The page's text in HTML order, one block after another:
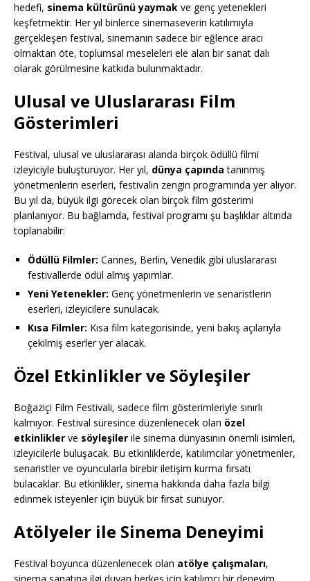
hedefi, sinema kültürünü yaymak ve genç yetenekleri
keşfetmektir. Her yıl binlerce sinemaseverin katılımıyla
gerçekleşen festival, sinemanın sadece bir eğlence aracı
olmaktan öte, toplumsal meseleleri ele alan bir sanat dalı
olarak görülmesine katkıda bulunmaktadır.
Ulusal ve Uluslararası Film
Gösterimleri
Festival, ulusal ve uluslararası alanda birçok ödüllü filmi
izleyiciyle buluşturuyor. Her yıl, dünya çapında tanınmış
yönetmenlerin eserleri, festivalin zengin programında yer alıyor.
Bu yıl da, büyük ilgi görecek olan birçok film gösterimi
planlanıyor. Bu bağlamda, festival programı şu başlıklar altında
toplanabilir:
Ödüllü Filmler: Cannes, Berlin, Venedik gibi uluslararası
festivallerde ödül almış yapımlar.
Yeni Yetenekler: Genç yönetmenlerin ve senaristlerin
eserleri, izleyicilere sunulacak.
Kısa Filmler: Kısa film kategorisinde, yeni bakış açılarıyla
çekilmiş eserler yer alacak.
Özel Etkinlikler ve Söyleşiler
Boğaziçi Film Festivali, sadece film gösterimleriyle sınırlı
kalmıyor. Festival süresince düzenlenecek olan özel
etkinlikler ve söyleşiler ile sinema dünyasının önemli isimleri,
izleyicilerle buluşacak. Bu etkinliklerde, katılımcılar yönetmenler,
senaristler ve oyuncularla birebir iletişim kurma fırsatı
bulacaklar. Bu etkinlikler, sinema hakkında daha fazla bilgi
edinmek isteyenler için büyük bir fırsat sunuyor.
Atölyeler ile Sinema Deneyimi
Festival boyunca düzenlenecek olan atölye çalışmaları,